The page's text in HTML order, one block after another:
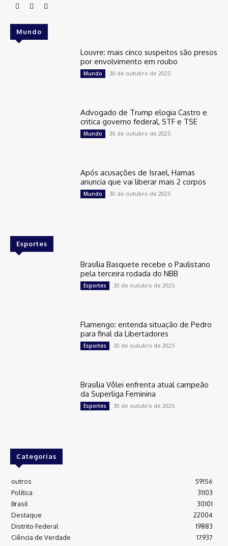
Mundo
Louvre: mais cinco suspeitos são presos
por envolvimento em roubo
Mundo 30 de outubro de 2025
Advogado de Trump elogia Castro e
critica governo federal, STF e TSE
Mundo 30 de outubro de 2025
Após acusações de Israel, Hamas
anuncia que vai liberar mais 2 corpos
Mundo 30 de outubro de 2025
Esportes
Brasília Basquete recebe o Paulistano
pela terceira rodada do NBB
Esportes 30 de outubro de 2025
Flamengo: entenda situação de Pedro
para final da Libertadores
Esportes 30 de outubro de 2025
Brasília Vôlei enfrenta atual campeão
da Superliga Feminina
Esportes 30 de outubro de 2025
Categorias
outros
59156
Política
31103
Brasil
30101
Destaque
22004
Distrito Federal
19883
Ciência de Verdade
17937